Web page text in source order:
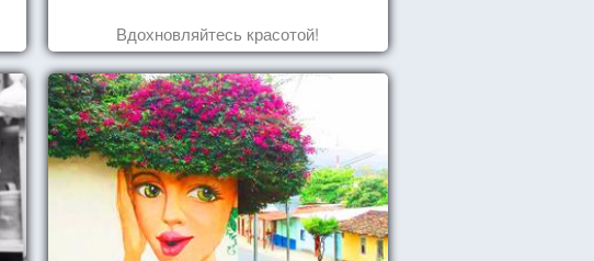
Вдохновляйтесь красотой!